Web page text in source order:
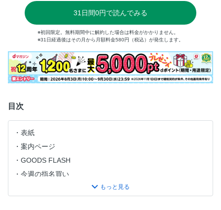
31 日間0円で読んでみる
※初回限定。無料期間中に解約した場合は料金がかかりません。
※31日経過後はその月から月額料金580円（税込）が発生します。
目次
表紙
案内ページ
GOODS FLASH
今週の指名買い